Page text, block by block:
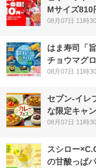
Mサイズ810
08月07日 11時
はま寿司「
チョウマグ
08月07日 11時
セブン‐イレ
な限定キャ
08月07日 11時
スシロー
の甘酸っぱ